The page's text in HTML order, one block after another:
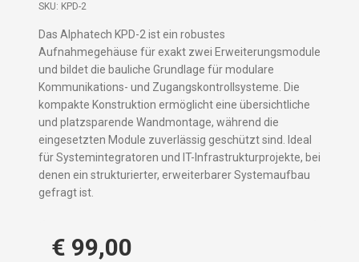
SKU: KPD-2
Das Alphatech KPD-2 ist ein robustes
Aufnahmegehäuse für exakt zwei Erweiterungsmodule
und bildet die bauliche Grundlage für modulare
Kommunikations- und Zugangskontrollsysteme. Die
kompakte Konstruktion ermöglicht eine übersichtliche
und platzsparende Wandmontage, während die
eingesetzten Module zuverlässig geschützt sind. Ideal
für Systemintegratoren und IT-Infrastrukturprojekte, bei
denen ein strukturierter, erweiterbarer Systemaufbau
gefragt ist.
€ 99,00